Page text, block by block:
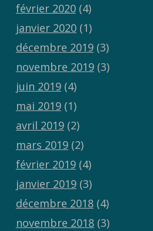
février 2020(4)
janvier 2020(1)
décembre 2019(3)
novembre 2019(3)
juin 2019(4)
mai 2019(1)
avril 2019(2)
mars 2019(2)
février 2019(4)
janvier 2019(3)
décembre 2018(4)
novembre 2018(3)